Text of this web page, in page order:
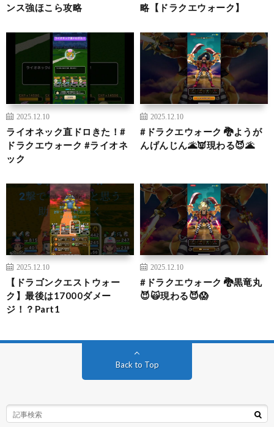
ンス強ほこら攻略
略【ドラクエウォーク】
2025.12.10
ライオネック直ドロきた！#
ドラクエウォーク #ライオネ
ック
2025.12.10
#ドラクエウォーク 🐉ようが
んげんじん🌋👿現わる😈🌋
2025.12.10
【ドラゴンクエストウォー
ク】最後は17000ダメー
ジ！？Part1
2025.12.10
#ドラクエウォーク 🐉黒竜丸
😈🙀現わる😈😱
Back to Top